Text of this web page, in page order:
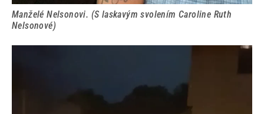
Manželé Nelsonovi. (S laskavým svolením Caroline Ruth
Nelsonové)